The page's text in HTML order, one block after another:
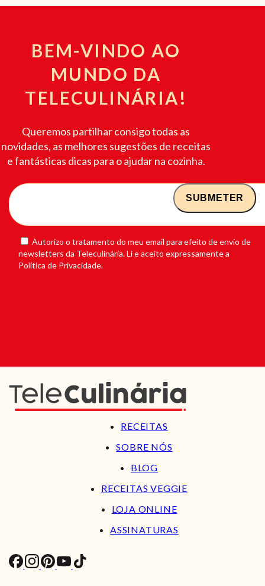
BEM-VINDO AO
MUNDO DA
TELECULINÁRIA!
Queremos partilhar consigo todas as
novidades, as melhores sugestões de receitas
e fantásticas dicas para o ajudar na cozinha.
Autorizo o tratamento do meu email para efeito de envio de
newsletters da Teleculinária. Li e aceito expressamente a
Política de Privacidade.
RECEITAS
SOBRE NÓS
BLOG
RECEITAS VEGGIE
LOJA ONLINE
ASSINATURAS